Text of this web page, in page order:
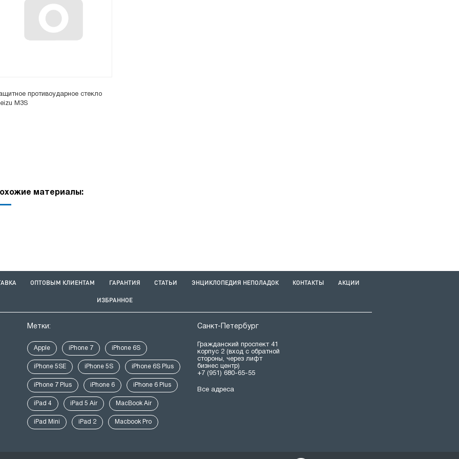
противоударное стекло
M3S
материалы:
ОПТОВЫМ КЛИЕНТАМ ГАРАНТИЯ СТАТЬИ ЭНЦИКЛОПЕДИЯ НЕПОЛАДОК КОНТАКТЫ АКЦИИ
ИЗБРАННОЕ
Метки:
Apple iPhone 7 iPhone 6S
iPhone 5SE iPhone 5S iPhone 6S Plus
iPhone 7 Plus iPhone 6 iPhone 6 Plus
iPad 4 iPad 5 Air MacBook Air
iPad Mini iPad 2 Macbook Pro
Санкт-Петербург
Гражданский проспект 41
корпус 2 (вход с обратной
стороны, через лифт
бизнес центр)
+7 (951) 680-65-55
Все адреса